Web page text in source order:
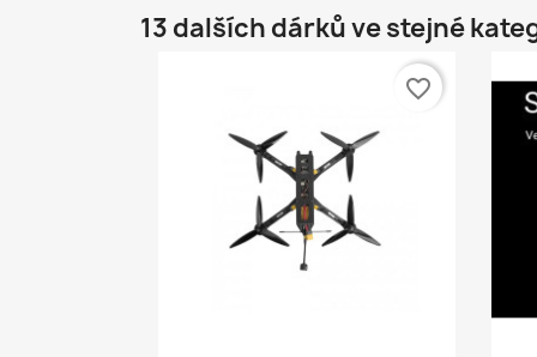
13 dalších dárků ve stejné
favorite_border